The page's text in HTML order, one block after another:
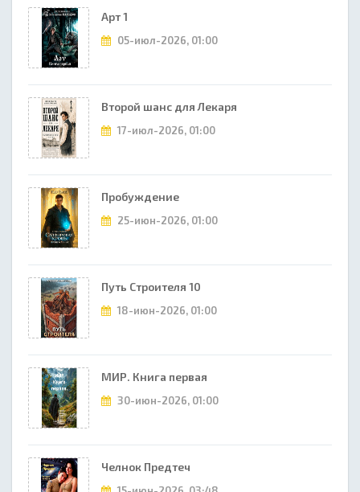
Арт 1
05-июл-2026, 01:00
Второй шанс для Лекаря
17-июл-2026, 01:00
Пробуждение
25-июн-2026, 01:00
Путь Строителя 10
18-июн-2026, 01:00
МИР. Книга первая
30-июн-2026, 01:00
Челнок Предтеч